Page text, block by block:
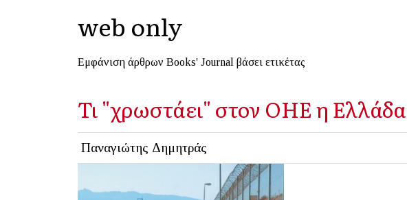
web only
Εμφάνιση άρθρων Books' Journal βάσει ετικέτας
Τι "χρωστάει" στον ΟΗΕ η Ελλάδα
Παναγιώτης Δημητράς